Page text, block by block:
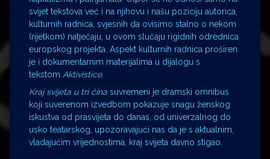
svijet tekstova već i na njihovu i našu poziciju autorica,
kulturnih radnica, svjesnih da ovisimo stalno o nekom
(rijetkom) natječaju, u ovom slučaju rigidnih odrednica
europskog projekta. Aspekt kulturnih radnica proširen
je i dokumentarnim materijalima u dijalogu s
tekstom Aktivistice.
Kraj svijeta u tri čina suvremeni je dramski omnibus
koji suverenom izvedbom pokazuje snagu ženskog
iskustva od prasvijeta do danas, od univerzalnog do
usko teatarskog, upozoravajući nas da je s aktualnim,
vladajućim vrijednostima, kraj svijeta davno stigao.